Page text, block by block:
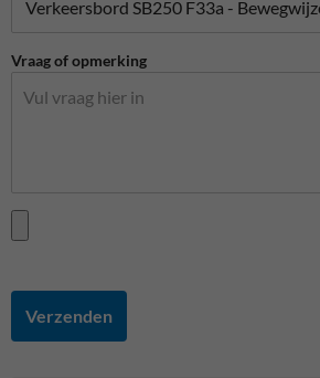
Vraag of opmerking
Verzenden